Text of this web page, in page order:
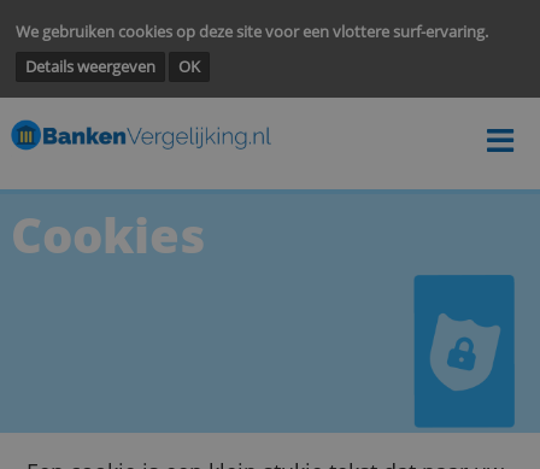
We gebruiken cookies op deze site voor een vlottere surf-
Details weergeven
Cookies